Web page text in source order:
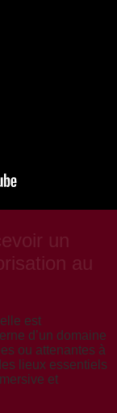
un
au
est
d’un domaine
ou attenantes à
lieux essentiels
et